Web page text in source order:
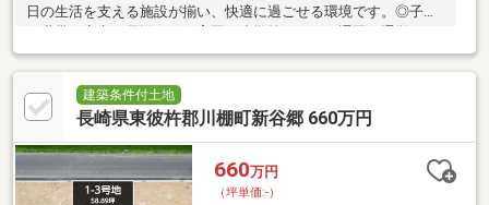
日の生活を支える施設が揃い、快適に過ごせる環境です。◎子育
て世帯も安心：周辺には保育園や小学校があり、通園・通学もス
ムーズ。子どもたちがのびのび育つエリアです。◎整った街並み
の新しい住宅ゾーン「住む」だけでなく、「日々を楽しむ」場所
へ。当社は、家計にやさしく、暮らし心地の良さを大切にした住
まいをご提案しています。：土地区画整理事業により道路や区画
建築条件付土地
長崎県東彼杵郡川棚町新谷郷 660万円
660万円
（坪単価:-）